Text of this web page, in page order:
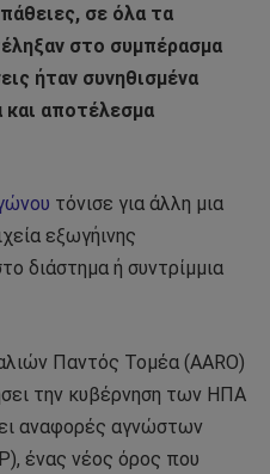
σε όλα τα
στο συμπέρασμα
ήταν συνηθισμένα
και αποτέλεσμα
τόνισε για άλλη μια
εξωγήινης
διάστημα ή συντρίμμια
Παντός Τομέα (AARO)
την κυβέρνηση των ΗΠΑ
αναφορές αγνώστων
ένας νέος όρος που